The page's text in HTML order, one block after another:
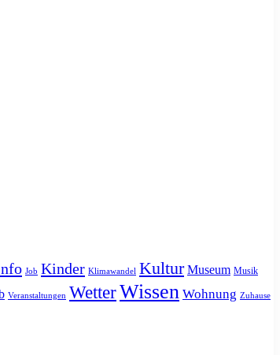
Job Kinder Klimawandel Kultur Museum Musik
Veranstaltungen WetterWissen Wohnung Zuhause